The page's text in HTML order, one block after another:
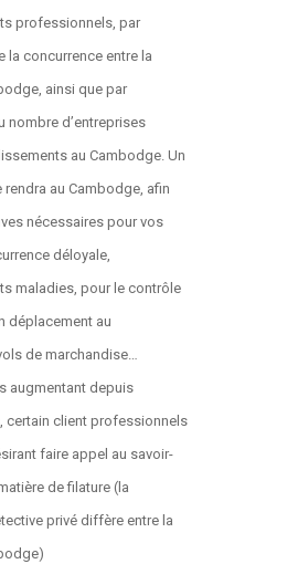
professionnels, par
la concurrence entre la
ainsi que par
nombre d’entreprises
au Cambodge. Un
rendra au Cambodge, afin
nécessaires pour vos
déloyale,
maladies, pour le contrôle
déplacement au
de marchandise…
augmentant depuis
certain client professionnels
faire appel au savoir-
de filature (la
privé diffère entre la